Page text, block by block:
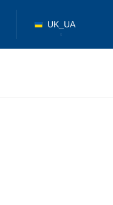
UK_UA